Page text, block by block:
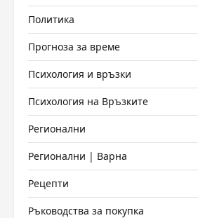
Политика
Прогноза за време
Психология и връзки
Психология на Връзките
Регионални
Регионални | Варна
Рецепти
Ръководства за покупка